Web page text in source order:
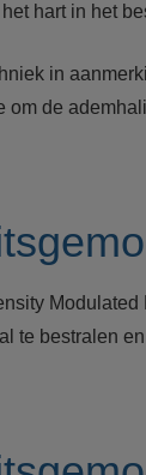
hart in het
in
om de
te bestralen